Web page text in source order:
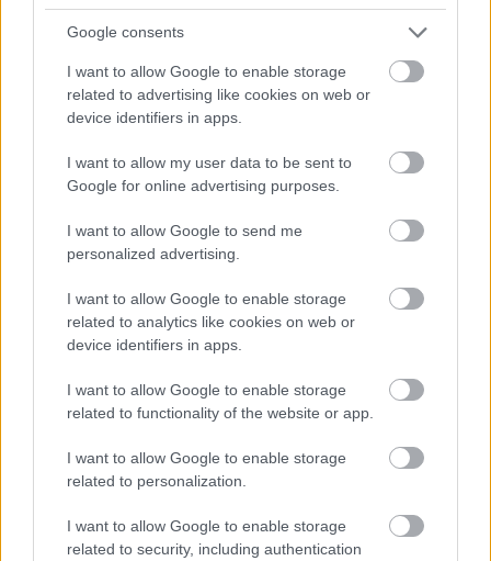
Google consents
I want to allow Google to enable storage
related to advertising like cookies on web or
device identifiers in apps.
I want to allow my user data to be sent to
Google for online advertising purposes.
I want to allow Google to send me
personalized advertising.
I want to allow Google to enable storage
related to analytics like cookies on web or
device identifiers in apps.
I want to allow Google to enable storage
related to functionality of the website or app.
I want to allow Google to enable storage
related to personalization.
I want to allow Google to enable storage
related to security, including authentication
μοναδικό μοντέλο στην κατηγορία με πεντάστερη
κατάταξη από τον ανεξάρτητο Ευρωπαϊκό
οργανισμό ασφάλειας.